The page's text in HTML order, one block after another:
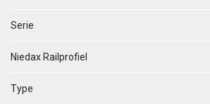
Serie
Niedax Railprofiel
Type